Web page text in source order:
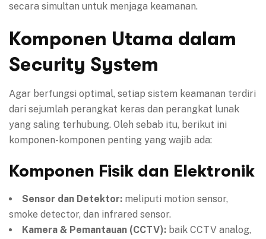
secara simultan untuk menjaga keamanan.
Komponen Utama dalam
Security System
Agar berfungsi optimal, setiap sistem keamanan terdiri
dari sejumlah perangkat keras dan perangkat lunak
yang saling terhubung. Oleh sebab itu, berikut ini
komponen-komponen penting yang wajib ada:
Komponen Fisik dan Elektronik
Sensor dan Detektor: meliputi motion sensor,
smoke detector, dan infrared sensor.
Kamera & Pemantauan (CCTV): baik CCTV analog,